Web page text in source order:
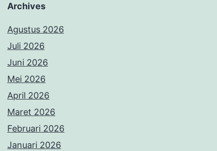
Archives
Agustus 2026
Juli 2026
Juni 2026
Mei 2026
April 2026
Maret 2026
Februari 2026
Januari 2026